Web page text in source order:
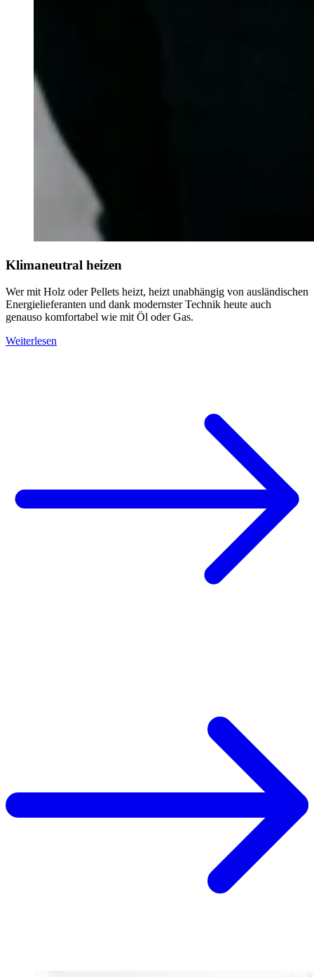
Klimaneutral heizen
Wer mit Holz oder Pellets heizt, heizt unabhängig von ausländischen
Energielieferanten und dank modernster Technik heute auch
genauso komfortabel wie mit Öl oder Gas.
Weiterlesen